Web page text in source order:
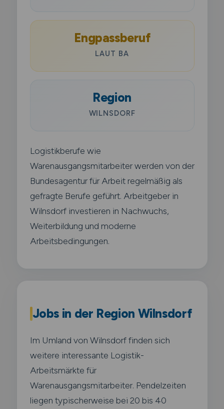
Engpassberuf
LAUT BA
Region
WILNSDORF
Logistikberufe wie
Warenausgangsmitarbeiter werden von der
Bundesagentur für Arbeit regelmäßig als
gefragte Berufe geführt. Arbeitgeber in
Wilnsdorf investieren in Nachwuchs,
Weiterbildung und moderne
Arbeitsbedingungen.
Jobs in der Region Wilnsdorf
Im Umland von Wilnsdorf finden sich
weitere interessante Logistik-
Arbeitsmärkte für
Warenausgangsmitarbeiter. Pendelzeiten
liegen typischerweise bei 20 bis 40